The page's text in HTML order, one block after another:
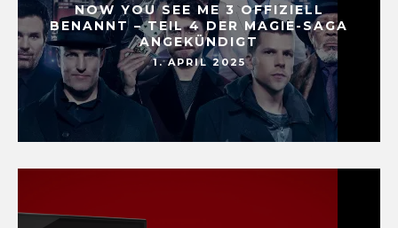
NOW YOU SEE ME 3 OFFIZIELL
BENANNT – TEIL 4 DER MAGIE-SAGA
ANGEKÜNDIGT
1. APRIL 2025